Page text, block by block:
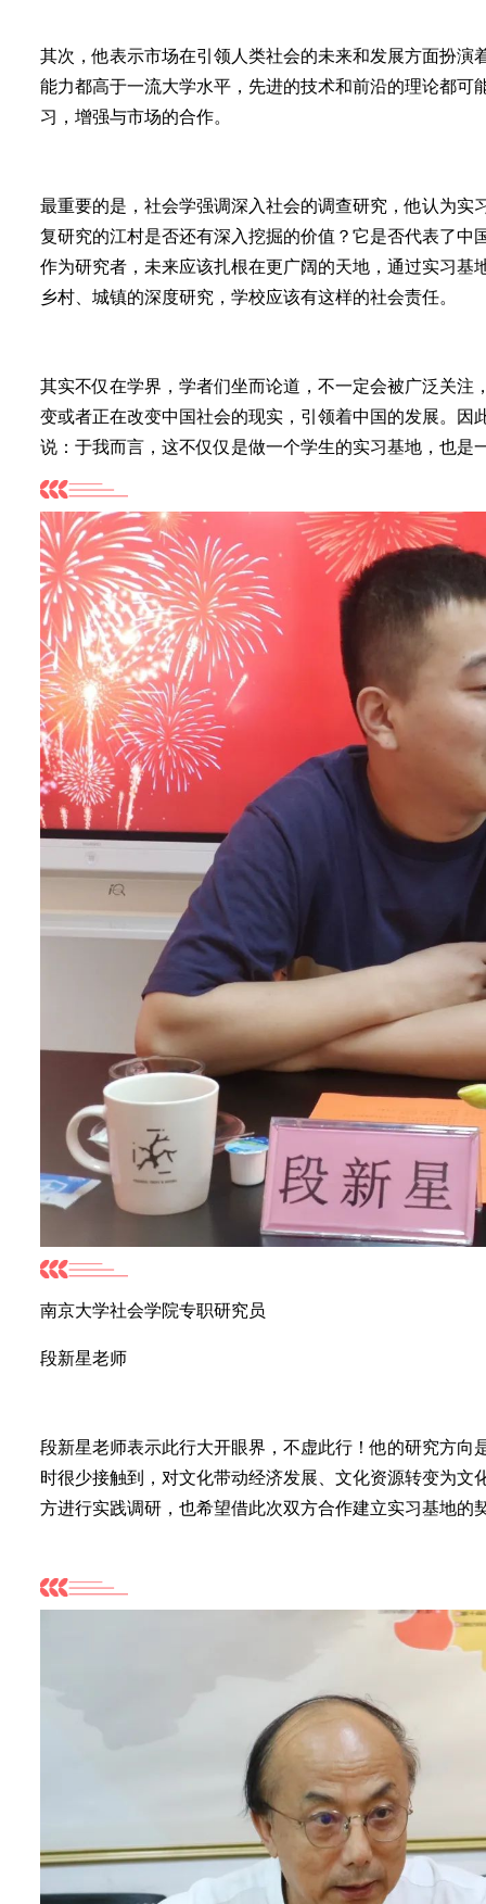
其次，他表示市场在引领人类社会的未来和发展方面扮演
能力都高于一流大学水平，先进的技术和前沿的理论都可
习，增强与市场的合作。
最重要的是，社会学强调深入社会的调查研究，他认为实
复研究的江村是否还有深入挖掘的价值？它是否代表了中
作为研究者，未来应该扎根在更广阔的天地，通过实习基
乡村、城镇的深度研究，学校应该有这样的社会责任。
其实不仅在学界，学者们坐而论道，不一定会被广泛关注
变或者正在改变中国社会的现实，引领着中国的发展。因
说：于我而言，这不仅仅是做一个学生的实习基地，也是
南京大学社会学院专职研究员
段新星老师
段新星老师表示此行大开眼界，不虚此行！他的研究方向
时很少接触到，对文化带动经济发展、文化资源转变为文
方进行实践调研，也希望借此次双方合作建立实习基地的